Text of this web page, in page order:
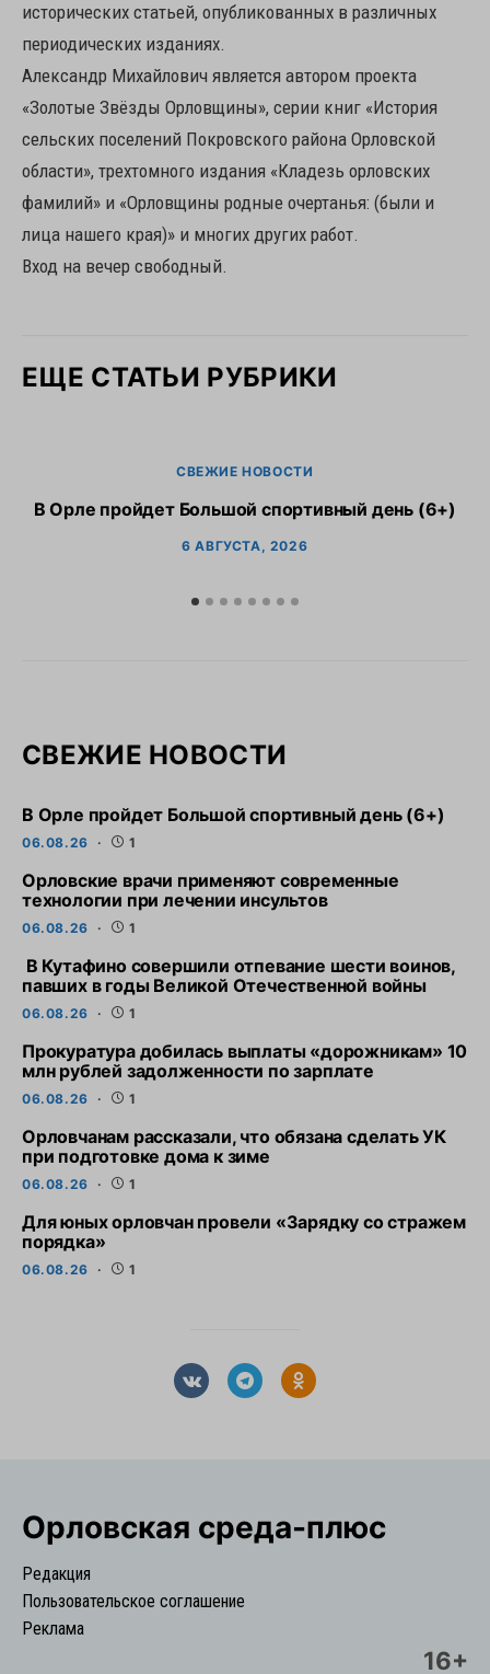
исторических статьей, опубликованных в различных
периодических изданиях.
Александр Михайлович является автором проекта
«Золотые Звёзды Орловщины», серии книг «История
сельских поселений Покровского района Орловской
области», трехтомного издания «Кладезь орловских
фамилий» и «Орловщины родные очертанья: (были и
лица нашего края)» и многих других работ.
Вход на вечер свободный.
ЕЩЕ СТАТЬИ РУБРИКИ
СВЕЖИЕ НОВОСТИ
В Орле пройдет Большой спортивный день (6+)
6 АВГУСТА, 2026
СВЕЖИЕ НОВОСТИ
В Орле пройдет Большой спортивный день (6+)
06.08.26 1
Орловские врачи применяют современные
технологии при лечении инсультов
06.08.26 1
В Кутафино совершили отпевание шести воинов,
павших в годы Великой Отечественной войны
06.08.26 1
Прокуратура добилась выплаты «дорожникам» 10
млн рублей задолженности по зарплате
06.08.26 1
Орловчанам рассказали, что обязана сделать УК
при подготовке дома к зиме
06.08.26 1
Для юных орловчан провели «Зарядку со стражем
порядка»
06.08.26 1
Орловская cреда-плюс
Редакция
Пользовательское соглашение
Реклама
16+